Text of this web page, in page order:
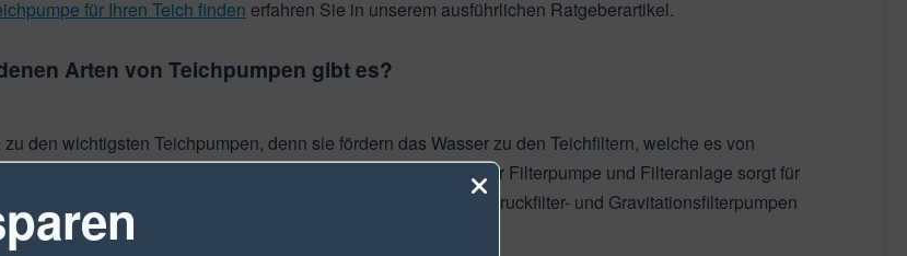
für Ihren Teich finden erfahren Sie in unserem ausführlichen Ratgeberartikel.
Arten von Teichpumpen gibt es?
den wichtigsten Teichpumpen, denn sie fördern das Wasser zu den Teichfiltern, welche es von
Eine präzise abgestimmte Kombination aus leistungsstarker Filterpumpe und Filteranlage sorgt für
ein stabiles Ökosystem im Teich. Oase Filterpumpen sind in Druckfilter- und Gravitationsfilterpumpen